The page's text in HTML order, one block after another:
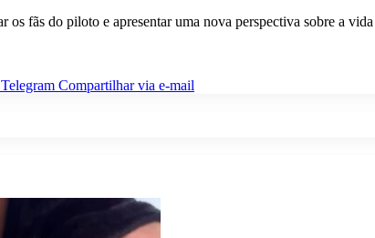
os fãs do piloto e apresentar uma nova perspectiva sobre a
Telegram Compartilhar via e-mail